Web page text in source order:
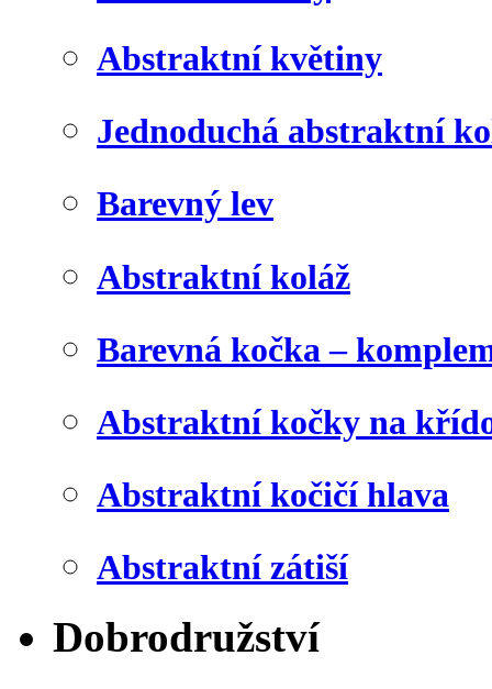
Abstraktní květiny
Jednoduchá abstraktní
Barevný lev
Abstraktní koláž
Barevná kočka –
Abstraktní kočky na
Abstraktní kočičí hlava
Abstraktní zátiší
Dobrodružství